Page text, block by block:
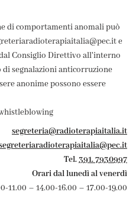
di comportamenti anomali può
e
Consiglio Direttivo all'interno
segnalazioni anticorruzione
anonime possono essere
segreteria@radioterapiaitalia.it
Tel.391. 7930997
Orari dal lunedì al venerdì
11.00 – 14.00-16.00 – 17.00-19.00